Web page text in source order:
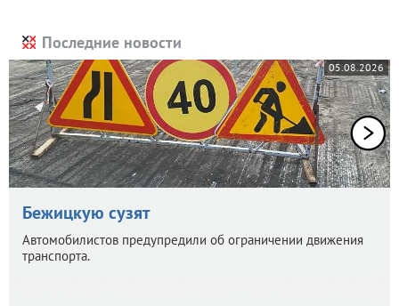
Последние новости
05.08.2026
Бежицкую сузят
Автомобилистов предупредили об ограничении движения
транспорта.